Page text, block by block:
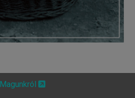
Magunkról